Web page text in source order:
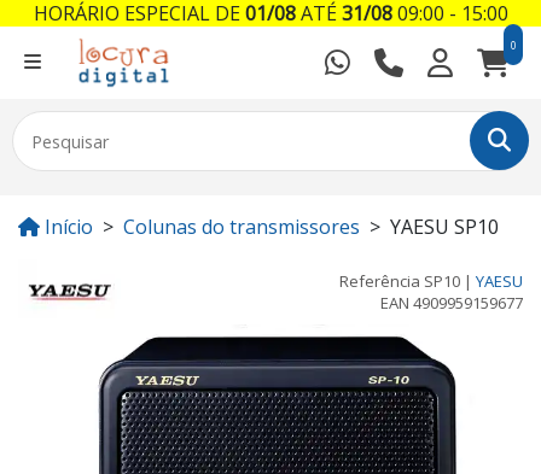
0
Início Colunas do transmissores YAESU SP10
Referência SP10 | YAESU
EAN 4909959159677
HORÁRIO ESPECIAL DE01/08ATÉ31/0809:00 - 15:00